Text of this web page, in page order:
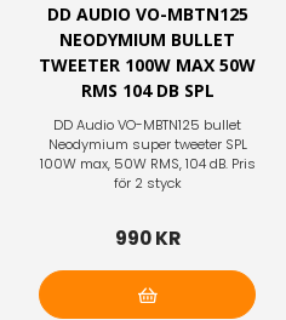
DD AUDIO VO-MBTN125
NEODYMIUM BULLET
TWEETER 100W MAX 50W
RMS 104 DB SPL
DD Audio VO-MBTN125 bullet
Neodymium super tweeter SPL
100W max, 50W RMS, 104 dB. Pris
för 2 styck
990 KR